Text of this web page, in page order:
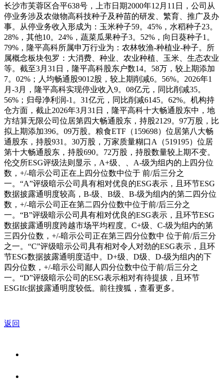
长沙市芙蓉区合平638号，上市日期2000年12月11日，公司从
停业务涉及农做物高科技种子及种苗的研发、繁育、推广及办
事。从停业务收入形成为：玉米种子59。45%，水稻种子23。
28%，其他10。24%，蔬菜瓜果种子3。52%，向日葵种子1。
79%，隆平高科所属申万行业为：农林牧渔-种植业-种子。所
属概念板块包罗：大消费、种业、农业种植、玉米、生态农业
等。截至3月31日，隆平高科股东户数14。58万，较上期添加
7。02%；人均畅通股9012股，较上期削减6。56%。2026年1
月-3月，隆平高科实现停业收入9。08亿元，同比削减35。
56%；归母净利润-1。31亿元，同比削减6145。62%。机构持
仓方面，截止2026年3月31日，隆平高科十大畅通股东中，地
方结算无限公司位居第四大畅通股东，持股2129。97万股，比
拟上期添加396。09万股。粮食ETF（159698）位居第八大畅
通股东，持股931。30万股，万家质量糊口A（519195）位居
第十大畅通股东，持股690。72万股，持股数量较上期不变。
伦交所ESG评级法则显示，A+级、、A-级为组内的上四分位
数，+/-暗示公司正在上四分位数中位于 前/后三分之
一。“A”评级暗示公司具有相对优良的ESG表示，且环节ESG
数据披露通明度较高，B-级、B级、B-级为组内的第二四分位
数，+/-暗示公司正在第二四分位数中位于前/后三分之
一。“B”评级暗示公司具有相对优良的ESG表示，且环节ESG
数据披露通明度跨越市场平均程度。C+级、C-级为组内的第
三四分位数，+/-暗示公司正在第三四分位数中 位于前/后三分
之一。“C”评级暗示公司具有相对令人对劲的ESG表示，且环
节ESG数据披露通明度适中。D+级、D级、D-级为组内的下
四分位数，+/-暗示公司鄙人四分位数中位于前/后三分之
一。“D”评级暗示公司的ESG表示相对有待提拔，且环节
ESGIfc据披露通明度较低。前往搜狐，查看更多。
返回